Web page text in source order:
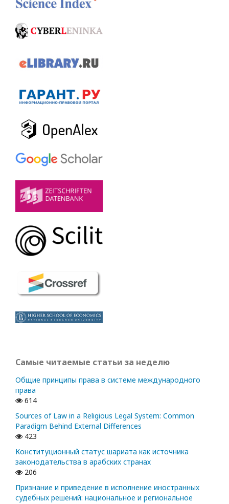
Самые читаемые статьи за неделю
Общие принципы права в системе международного
права
614
Sources of Law in a Religious Legal System: Common
Paradigm Behind External Differences
423
Конституционный статус шариата как источника
законодательства в арабских странах
206
Признание и приведение в исполнение иностранных
судебных решений: национальное и региональное